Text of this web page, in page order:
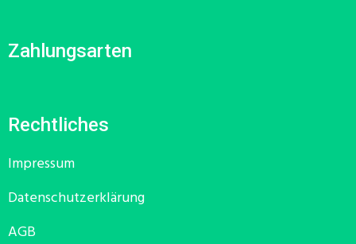
Zahlungsarten
Rechtliches
Impressum
Datenschutzerklärung
AGB